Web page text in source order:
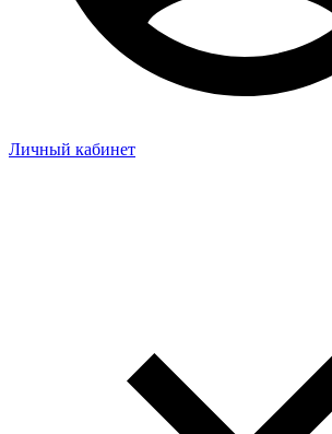
Личный кабинет